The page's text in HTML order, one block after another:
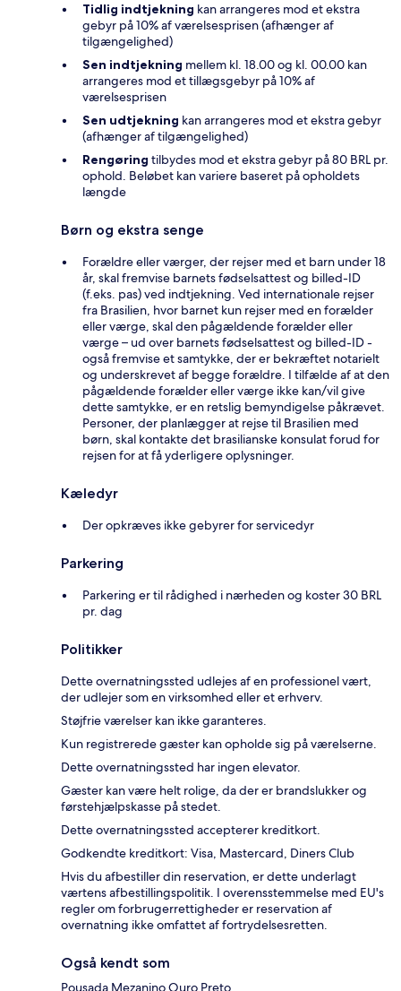
Tidlig indtjekning kan arrangeres mod et ekstra
gebyr på 10% af værelsesprisen (afhænger af
tilgængelighed)
Sen indtjekning mellem kl. 18.00 og kl. 00.00 kan
arrangeres mod et tillægsgebyr på 10% af
værelsesprisen
Sen udtjekning kan arrangeres mod et ekstra gebyr
(afhænger af tilgængelighed)
Rengøring tilbydes mod et ekstra gebyr på 80 BRL pr.
ophold. Beløbet kan variere baseret på opholdets
længde
Børn og ekstra senge
Forældre eller værger, der rejser med et barn under 18
år, skal fremvise barnets fødselsattest og billed-ID
(f.eks. pas) ved indtjekning. Ved internationale rejser
fra Brasilien, hvor barnet kun rejser med en forælder
eller værge, skal den pågældende forælder eller
værge – ud over barnets fødselsattest og billed-ID -
også fremvise et samtykke, der er bekræftet notarielt
og underskrevet af begge forældre. I tilfælde af at den
pågældende forælder eller værge ikke kan/vil give
dette samtykke, er en retslig bemyndigelse påkrævet.
Personer, der planlægger at rejse til Brasilien med
børn, skal kontakte det brasilianske konsulat forud for
rejsen for at få yderligere oplysninger.
Kæledyr
Der opkræves ikke gebyrer for servicedyr
Parkering
Parkering er til rådighed i nærheden og koster 30 BRL
pr. dag
Politikker
Dette overnatningssted udlejes af en professionel vært,
der udlejer som en virksomhed eller et erhverv.
Støjfrie værelser kan ikke garanteres.
Kun registrerede gæster kan opholde sig på værelserne.
Dette overnatningssted har ingen elevator.
Gæster kan være helt rolige, da der er brandslukker og
førstehjælpskasse på stedet.
Dette overnatningssted accepterer kreditkort.
Godkendte kreditkort: Visa, Mastercard, Diners Club
Hvis du afbestiller din reservation, er dette underlagt
værtens afbestillingspolitik. I overensstemmelse med EU's
regler om forbrugerrettigheder er reservation af
overnatning ikke omfattet af fortrydelsesretten.
Også kendt som
Pousada Mezanino Ouro Preto